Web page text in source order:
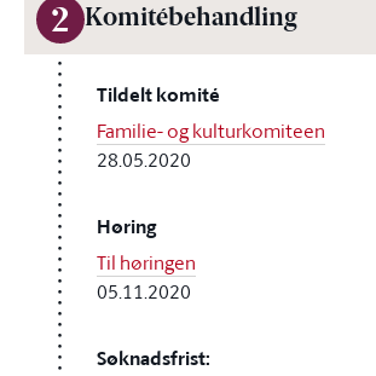
2 Komitébehandling
Tildelt komité
Familie- og kulturkomiteen
28.05.2020
Høring
Til høringen
05.11.2020
Søknadsfrist: